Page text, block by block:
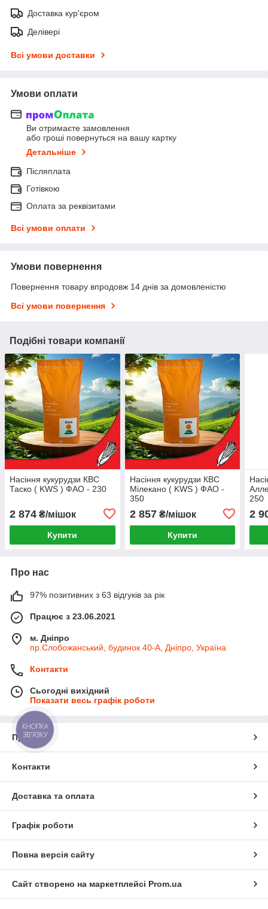
Доставка кур'єром
Делівері
Всі умови доставки
Умови оплати
Ви отримаєте замовлення
або гроші повернуться на вашу картку
Детальніше
Післяплата
Готівкою
Оплата за реквізитами
Всі умови оплати
Умови повернення
Повернення товару впродовж 14 днів за домовленістю
Всі умови повернення
Подібні товари компанії
Насіння кукурудзи КВС
Таско ( KWS ) ФАО - 230
2 874 ₴/мішок
Купити
Насіння кукурудзи КВС
Мілекано ( KWS ) ФАО -
350
2 857₴/мішок
Купити
250
2
Про нас
97% позитивних з 63 відгуків за рік
Працює з 23.06.2021
м. Дніпро
пр.Слобожанський, будинок 40-А, Дніпро, Україна
Контакти
Сьогодні вихідний
Показати весь графік роботи
Про нас
Контакти
Доставка та оплата
Графік роботи
Повна версія сайту
Сайт створено на маркетплейсі Prom.ua
КНОПКА
ЗВ'ЯЗКУ